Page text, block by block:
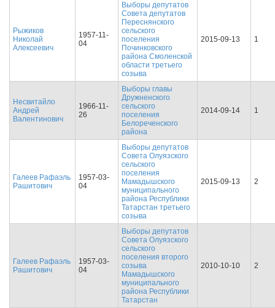
Рыжиков
Николай
Алексеевич
1957-11-
04
Выборы депутатов
Совета депутатов
Переснянского
сельского
поселения
Починковского
района Смоленской
области третьего
созыва
2015-09-13 1
Несвитайло
Андрей
Валентинович
1966-11-
26
Выборы главы
Дружненского
сельского
поселения
Белореченского
района
2014-09-14 1
Галеев Рафаэль
Рашитович
1957-03-
04
Выборы депутатов
Совета Олуязского
сельского
поселения
Мамадышского
муниципального
района Республики
Татарстан третьего
созыва
2015-09-13 2
Галеев Рафаэль
Рашитович
1957-03-
04
Выборы депутатов
Совета Олуязского
сельского
поселения второго
созыва
Мамадышского
муниципального
района Республики
Татарстан
2010-10-10 2